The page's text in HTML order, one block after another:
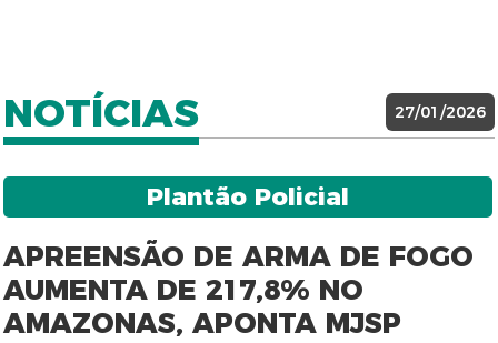
NOTÍCIAS 27/01/2026
Plantão Policial
APREENSÃO DE ARMA DE FOGO
AUMENTA DE 217,8% NO
AMAZONAS, APONTA MJSP